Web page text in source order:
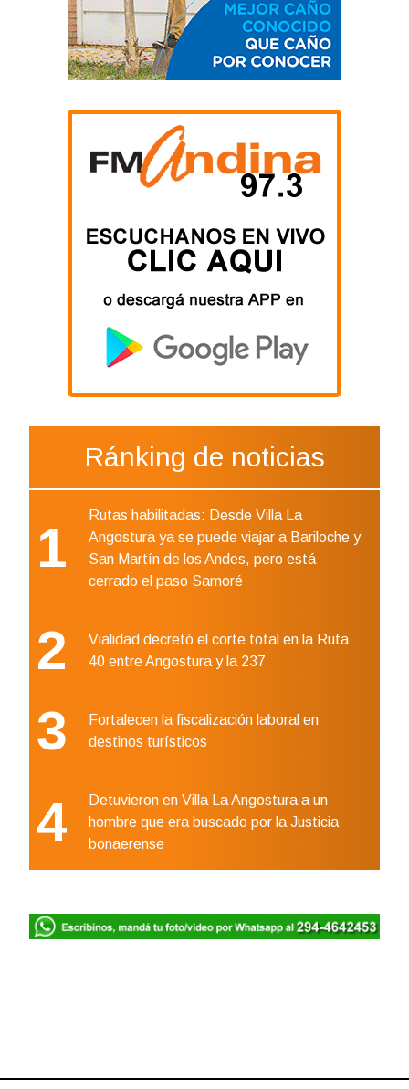
Ránking de noticias
1
Rutas habilitadas: Desde Villa La
Angostura ya se puede viajar a Bariloche y
San Martín de los Andes, pero está
cerrado el paso Samoré
2
Vialidad decretó el corte total en la Ruta
40 entre Angostura y la 237
3
Fortalecen la fiscalización laboral en
destinos turísticos
4
Detuvieron en Villa La Angostura a un
hombre que era buscado por la Justicia
bonaerense